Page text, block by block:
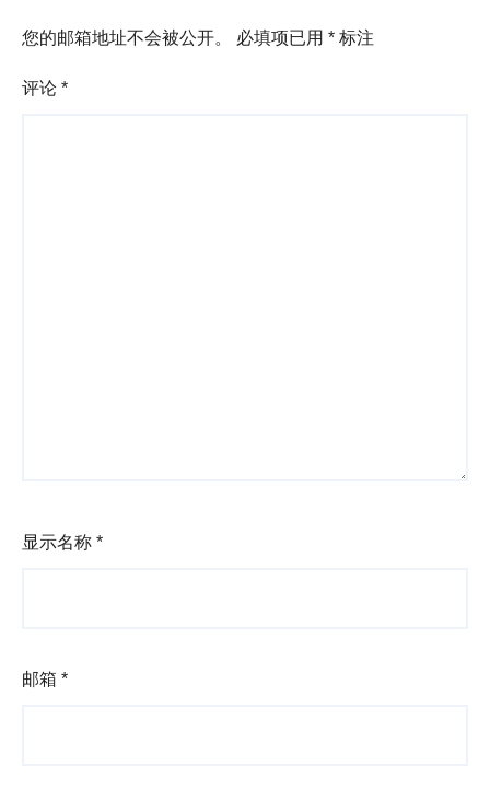
您的邮箱地址不会被公开。 必填项已用 * 标注
评论 *
显示名称 *
邮箱 *